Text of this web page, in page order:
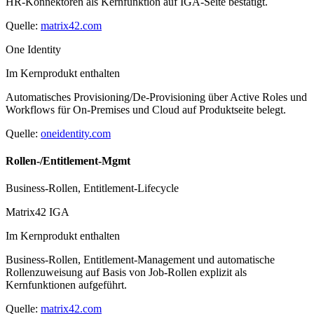
Quelle: matrix42.com
One Identity
Im Kernprodukt enthalten
Automatisches Provisioning/De-Provisioning über Active Roles und
Workflows für On-Premises und Cloud auf Produktseite belegt.
Quelle: oneidentity.com
Rollen-/Entitlement-Mgmt
Business-Rollen, Entitlement-Lifecycle
Matrix42 IGA
Im Kernprodukt enthalten
Business-Rollen, Entitlement-Management und automatische
Rollenzuweisung auf Basis von Job-Rollen explizit als
Kernfunktionen aufgeführt.
Quelle: matrix42.com